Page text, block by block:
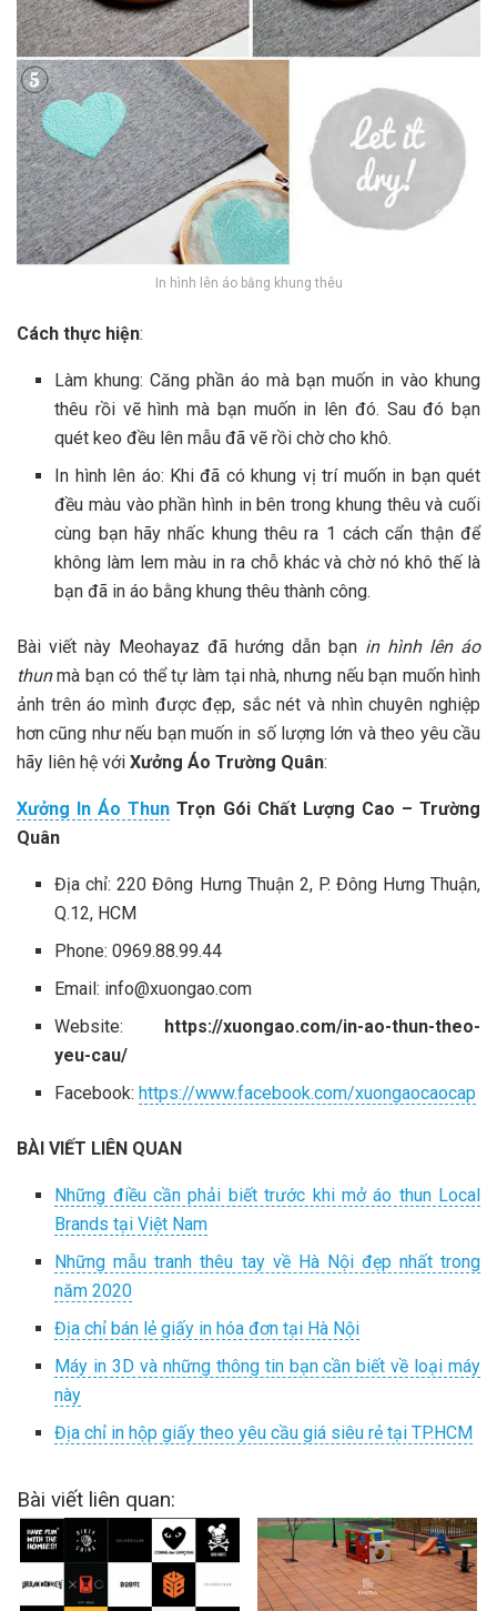
In hình lên áo bằng khung thêu
Cách thực hiện:
Làm khung: Căng phần áo mà bạn muốn in vào khung
thêu rồi vẽ hình mà bạn muốn in lên đó. Sau đó bạn
quét keo đều lên mẫu đã vẽ rồi chờ cho khô.
In hình lên áo: Khi đã có khung vị trí muốn in bạn quét
đều màu vào phần hình in bên trong khung thêu và cuối
cùng bạn hãy nhấc khung thêu ra 1 cách cẩn thận để
không làm lem màu in ra chỗ khác và chờ nó khô thế là
bạn đã in áo bằng khung thêu thành công.
Bài viết này Meohayaz đã hướng dẫn bạn in hình lên áo
thunmà bạn có thể tự làm tại nhà, nhưng nếu bạn muốn hình
ảnh trên áo mình được đẹp, sắc nét và nhìn chuyên nghiệp
hơn cũng như nếu bạn muốn in số lượng lớn và theo yêu cầu
hãy liên hệ với Xưởng Áo Trường Quân:
Xưởng In Áo Thun Trọn Gói Chất Lượng Cao – Trường
Quân
Địa chỉ: 220 Đông Hưng Thuận 2, P. Đông Hưng Thuận,
Q.12, HCM
Phone: 0969.88.99.44
Email: info@xuongao.com
Website: https://xuongao.com/in-ao-thun-theo-
yeu-cau/
Facebook:https://www.facebook.com/xuongaocaocap
BÀI VIẾT LIÊN QUAN
Những điều cần phải biết trước khi mở áo thun Local
Brands tại Việt Nam
Những mẫu tranh thêu tay về Hà Nội đẹp nhất trong
năm 2020
Địa chỉ bán lẻ giấy in hóa đơn tại Hà Nội
Máy in 3D và những thông tin bạn cần biết về loại máy
này
Địa chỉ in hộp giấy theo yêu cầu giá siêu rẻ tại TP.HCM
Bài viết liên quan: